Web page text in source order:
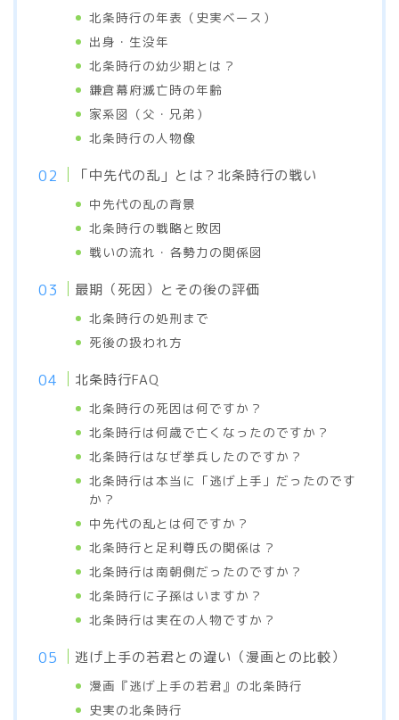
北条時行の年表（史実ベース）
出身・生没年
北条時行の幼少期とは？
鎌倉幕府滅亡時の年齢
家系図（父・兄弟）
北条時行の人物像
「中先代の乱」とは？北条時行の戦い
中先代の乱の背景
北条時行の戦略と敗因
戦いの流れ・各勢力の関係図
最期（死因）とその後の評価
北条時行の処刑まで
死後の扱われ方
北条時行FAQ
北条時行の死因は何ですか？
北条時行は何歳で亡くなったのですか？
北条時行はなぜ挙兵したのですか？
北条時行は本当に「逃げ上手」だったのです
か？
中先代の乱とは何ですか？
北条時行と足利尊氏の関係は？
北条時行は南朝側だったのですか？
北条時行に子孫はいますか？
北条時行は実在の人物ですか？
逃げ上手の若君との違い（漫画との比較）
漫画『逃げ上手の若君』の北条時行
史実の北条時行